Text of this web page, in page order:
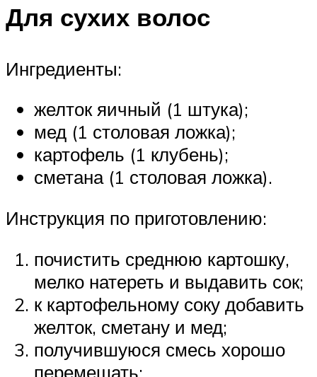
Для сухих волос
Ингредиенты:
желток яичный (1 штука);
мед (1 столовая ложка);
картофель (1 клубень);
сметана (1 столовая ложка).
Инструкция по приготовлению:
почистить среднюю картошку,
мелко натереть и выдавить сок;
к картофельному соку добавить
желток, сметану и мед;
получившуюся смесь хорошо
перемешать;